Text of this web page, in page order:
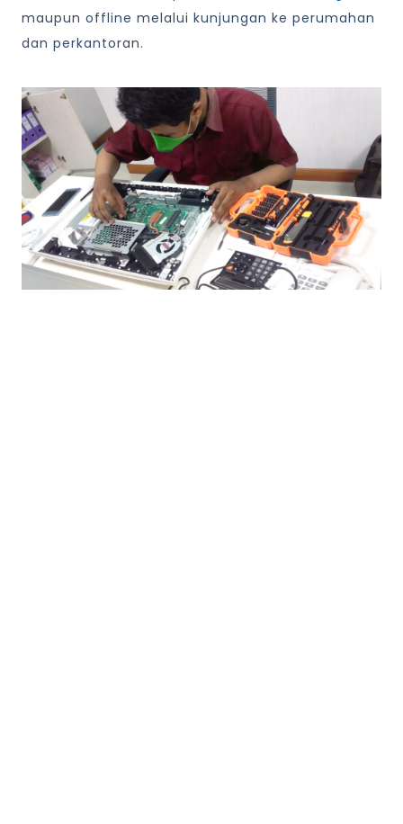
maupun offline melalui kunjungan ke perumahan
dan perkantoran.